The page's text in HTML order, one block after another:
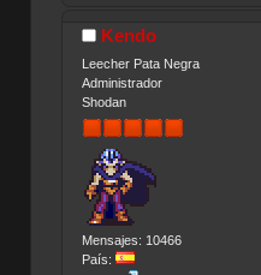
Kendo
Leecher Pata Negra
Administrador
Shodan
Mensajes: 10466
País: